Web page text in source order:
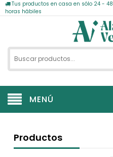
Tus productos en casa en sólo 24 - 48
horas hábiles
MENÚ
Productos